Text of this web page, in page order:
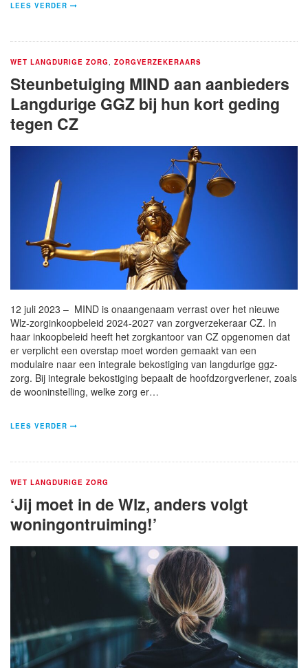
LEES VERDER
WET LANGDURIGE ZORG, ZORGVERZEKERAARS
Steunbetuiging MIND aan aanbieders
Langdurige GGZ bij hun kort geding
tegen CZ
12 juli 2023 – MIND is onaangenaam verrast over het nieuwe
Wlz-zorginkoopbeleid 2024-2027 van zorgverzekeraar CZ. In
haar inkoopbeleid heeft het zorgkantoor van CZ opgenomen dat
er verplicht een overstap moet worden gemaakt van een
modulaire naar een integrale bekostiging van langdurige ggz-
zorg. Bij integrale bekostiging bepaalt de hoofdzorgverlener, zoals
de wooninstelling, welke zorg er…
LEES VERDER
WET LANGDURIGE ZORG
‘Jij moet in de Wlz, anders volgt
woningontruiming!’